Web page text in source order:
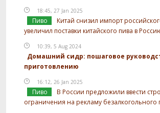
18:45, 27 Jan 2025
Пиво
Китай снизил импорт
увеличил поставки китайского пива в
10:39, 5 Aug 2024
Домашний сидр: пошаговое
приготовлению
16:12, 26 Jan 2025
Пиво
В России предложили ввести
ограничения на рекламу безалкогольного